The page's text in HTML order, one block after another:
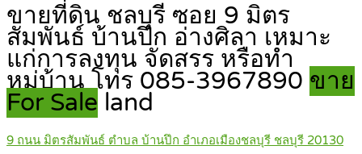
ขายที่ดิน ชลบุรี ซอย 9 มิตร
สัมพันธ์ บ้านปึก อ่างศิลา เหมาะ
แก่การลงทุน จัดสรร หรือทำ
หมู่บ้าน โทร 085-3967890 ขาย
For Sale land
9 ถนน มิตรสัมพันธ์ ตำบล บ้านปึก อำเภอเมืองชลบุรี ชลบุรี 20130